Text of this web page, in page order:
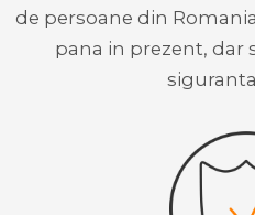
de persoane din
pana in prezent, dar